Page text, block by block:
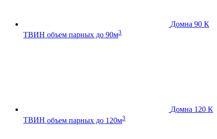
Домна 90 К
ТВИН объем парных до 90м3
Домна 120 К
ТВИН объем парных до 120м3